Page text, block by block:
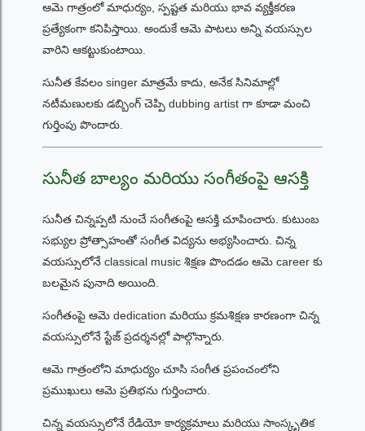
ఆమె గాత్రంలో మాధుర్యం, స్పష్టత మరియు భావ వ్యక్తీకరణ
ప్రత్యేకంగా కనిపిస్తాయి. అందుకే ఆమె పాటలు అన్ని వయస్సుల
వారిని ఆకట్టుకుంటాయి.
సునీత కేవలం singer మాత్రమే కాదు, అనేక సినిమాల్లో
నటీమణులకు డబ్బింగ్ చెప్పి dubbing artist గా కూడా మంచి
గుర్తింపు పొందారు.
సునీత బాల్యం మరియు సంగీతంపై ఆసక్తి
సునీత చిన్నప్పటి నుంచే సంగీతంపై ఆసక్తి చూపించారు. కుటుంబ
సభ్యుల ప్రోత్సాహంతో సంగీత విద్యను అభ్యసించారు. చిన్న
వయస్సులోనే classical music శిక్షణ పొందడం ఆమె career కు
బలమైన పునాది అయింది.
సంగీతంపై ఆమె dedication మరియు క్రమశిక్షణ కారణంగా చిన్న
వయస్సులోనే స్టేజ్ ప్రదర్శనల్లో పాల్గొన్నారు.
ఆమె గాత్రంలోని మాధుర్యం చూసి సంగీత ప్రపంచంలోని
ప్రముఖులు ఆమె ప్రతిభను గుర్తించారు.
చిన్న వయస్సులోనే రేడియో కార్యక్రమాలు మరియు సాంస్కృతిక